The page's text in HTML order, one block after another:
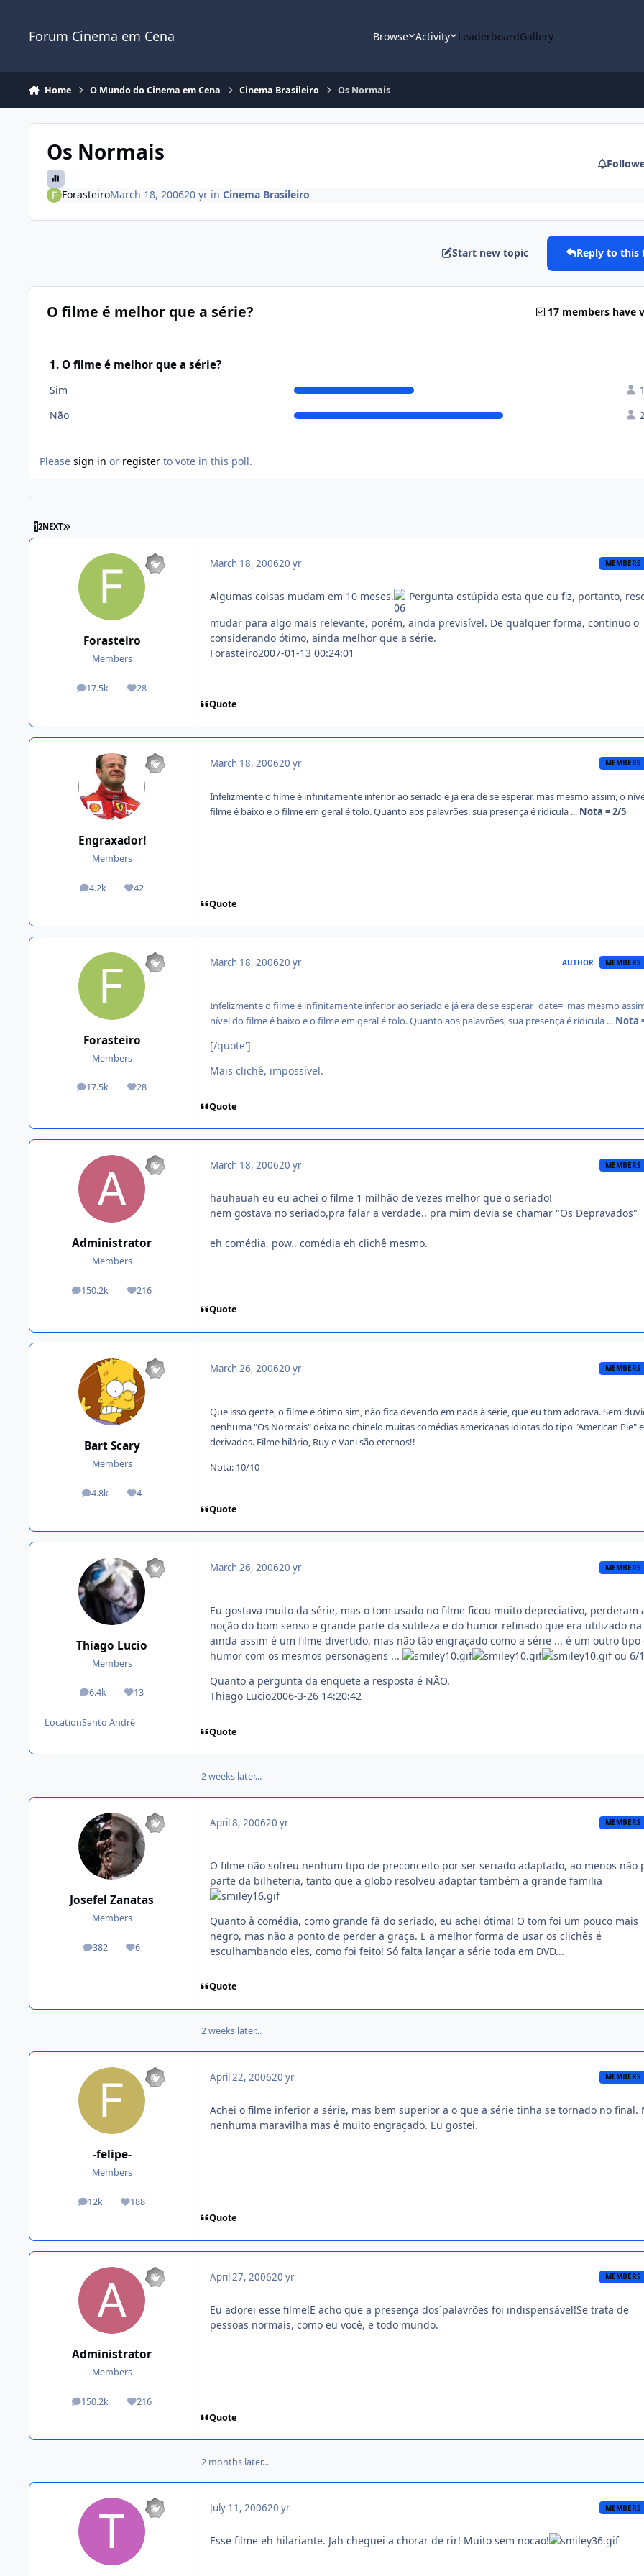
Forum Cinema em Cena Browse Activity LeaderboardGallery
Home O Mundo do Cinema em Cena Cinema Brasileiro Os Normais
Os Normais
ForasteiroMarch 18, 200620 yrin Cinema Brasileiro
Start new topic Reply to this
O filme é melhor que a série? 17 members have
1. O filme é melhor que a série?
Sim
Não
Please sign in or register to vote in this poll.
12NEXT
Forasteiro
Members
17.5k
posts 28
Reputation
March 18, 200620 yr MEMBERS
Algumas coisas mudam em 10 meses.
Pergunta estúpida esta que eu fiz, portanto,
mudar para algo mais relevante, porém, ainda previsível. De qualquer forma, continuo o
considerando ótimo, ainda melhor que a série.
Forasteiro2007-01-13 00:24:01
Quote
Engraxador!
Members
4.2k
posts 42
Reputation
March 18, 200620 yr MEMBERS
Infelizmente o filme é infinitamente inferior ao seriado e já era de se esperar, mas mesmo assim, o
filme é baixo e o filme em geral é tolo. Quanto aos palavrões, sua presença é ridícula ... Nota = 2/5
Quote
Forasteiro
Members
17.5k
posts 28
Reputation
March 18, 200620 yr AUTHOR MEMBERS
Infelizmente o filme é infinitamente inferior ao seriado e já era de se esperar' date=' mas mesmo
nível do filme é baixo e o filme em geral é tolo. Quanto aos palavrões, sua presença é ridícula ... Nota
[/quote']
Mais clichê, impossível.
Quote
Administrator
Members
150.2k
posts 216
Reputation
March 18, 200620 yr MEMBERS
hauhauah eu eu achei o filme 1 milhão de vezes melhor que o seriado!
nem gostava no seriado,pra falar a verdade.. pra mim devia se chamar "Os Depravados"
eh comédia, pow.. comédia eh clichê mesmo.
Quote
Bart Scary
Members
4.8k
posts 4
Reputation
March 26, 200620 yr MEMBERS
Que isso gente, o filme é ótimo sim, não fica devendo em nada à série, que eu tbm adorava. Sem
nenhuma "Os Normais" deixa no chinelo muitas comédias americanas idiotas do tipo "American Pie" e
derivados. Filme hilário, Ruy e Vani são eternos!!
Nota: 10/10
Quote
Thiago Lucio
Members
6.4k
posts 13
Reputation
LocationSanto André
March 26, 200620 yr MEMBERS
Eu gostava muito da série, mas o tom usado no filme ficou muito depreciativo, perderam
noção do bom senso e grande parte da sutileza e do humor refinado que era utilizado na
ainda assim é um filme divertido, mas não tão engraçado como a série ... é um outro tipo
humor com os mesmos personagens ...
ou 6/
Quanto a pergunta da enquete a resposta é NÃO.
Thiago Lucio2006-3-26 14:20:42
Quote
2 weeks later...
Josefel Zanatas
Members
382
posts 6
Reputation
April 8, 200620 yr MEMBERS
O filme não sofreu nenhum tipo de preconceito por ser seriado adaptado, ao menos não
parte da bilheteria, tanto que a globo resolveu adaptar também a grande familia
Quanto à comédia, como grande fã do seriado, eu achei ótima! O tom foi um pouco mais
negro, mas não a ponto de perder a graça. E a melhor forma de usar os clichês é
esculhambando eles, como foi feito! Só falta lançar a série toda em DVD...
Quote
2 weeks later...
-felipe-
Members
12k
posts 188
Reputation
April 22, 200620 yr MEMBERS
Achei o filme inferior a série, mas bem superior a o que a série tinha se tornado no final.
nenhuma maravilha mas é muito engraçado. Eu gostei.
Quote
Administrator
Members
150.2k
posts 216
Reputation
April 27, 200620 yr MEMBERS
Eu adorei esse filme!E acho que a presença dos´palavrões foi indispensável!Se trata de
pessoas normais, como eu você, e todo mundo.
Quote
2 months later...
July 11, 200620 yr MEMBERS
Esse filme eh hilariante. Jah cheguei a chorar de rir! Muito sem nocao!